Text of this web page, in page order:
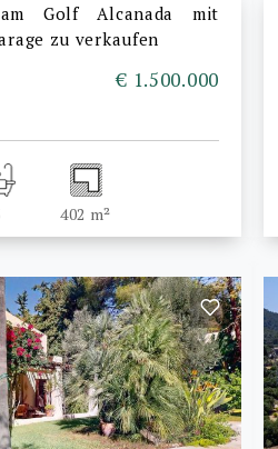
Golf Alcanada mit
zu verkaufen
€ 1.500.000
402 m²